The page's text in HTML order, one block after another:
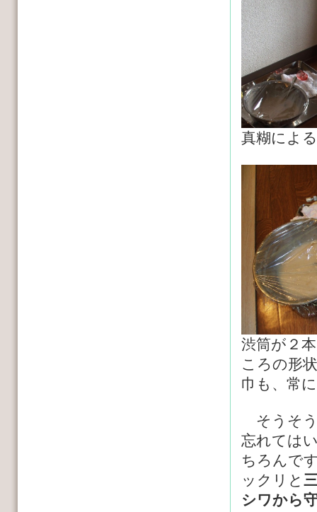
真糊による
渋筒が２
ころの形
巾も、常
そうそう
忘れては
ちろんで
ックリと
シワから